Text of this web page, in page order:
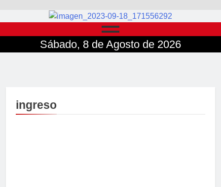
Sábado, 8 de Agosto de 2026
ingreso